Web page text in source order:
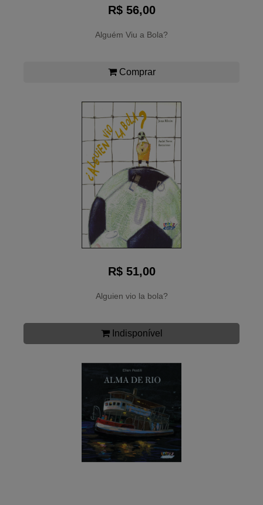
R$ 56,00
Alguém Viu a Bola?
Comprar
R$ 51,00
Alguien vio la bola?
Indisponível